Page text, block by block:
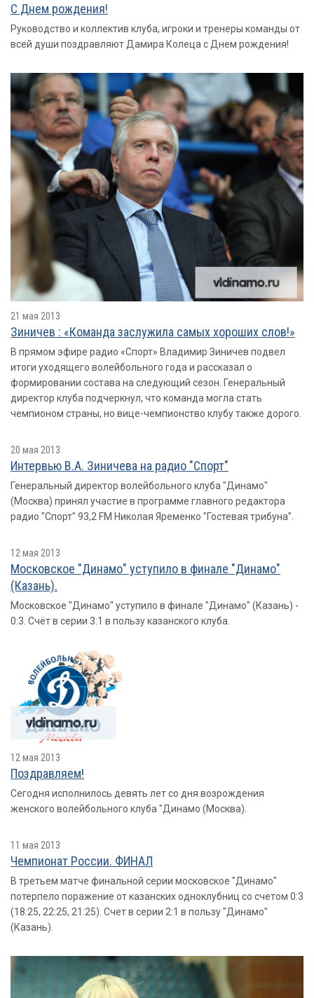
С Днем рождения!
Руководство и коллектив клуба, игроки и тренеры команды от
всей души поздравляют Дамира Колеца с Днем рождения!
21 мая 2013
Зиничев : «Команда заслужила самых хороших слов!»
В прямом эфире радио «Спорт» Владимир Зиничев подвел
итоги уходящего волейбольного года и рассказал о
формировании состава на следующий сезон. Генеральный
директор клуба подчеркнул, что команда могла стать
чемпионом страны, но вице-чемпионство клубу также дорого.
20 мая 2013
Интервью В.А. Зиничева на радио "Спорт"
Генеральный директор волейбольного клуба "Динамо"
(Москва) принял участие в программе главного редактора
радио "Спорт" 93,2 FM Николая Яременко "Гостевая трибуна".
12 мая 2013
Московское "Динамо" уступило в финале "Динамо"
(Казань).
Московское "Динамо" уступило в финале "Динамо" (Казань) -
0:3. Счёт в серии 3:1 в пользу казанского клуба.
12 мая 2013
Поздравляем!
Сегодня исполнилось девять лет со дня возрождения
женского волейбольного клуба "Динамо (Москва).
11 мая 2013
Чемпионат России. ФИНАЛ
В третьем матче финальной серии московское "Динамо"
потерпело поражение от казанских одноклубниц со счетом 0:3
(18:25, 22:25, 21:25). Счет в серии 2:1 в пользу "Динамо"
(Казань).